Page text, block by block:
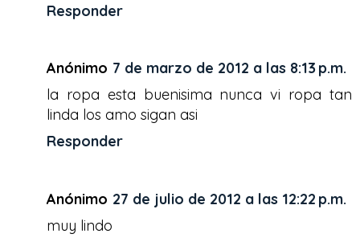
Responder
Anónimo 7 de marzo de 2012 a las 8:13 p.m.
la ropa esta buenisima nunca vi ropa tan
linda los amo sigan asi
Responder
Anónimo 27 de julio de 2012 a las 12:22 p.m.
muy lindo